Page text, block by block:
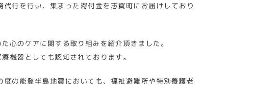
行を行い、集まった寄付金を志賀町にお届けしており
心のケアに関する取り組みを紹介頂きました。
機器としても認知されております。
の能登半島地震においても、福祉避難所や特別養護老